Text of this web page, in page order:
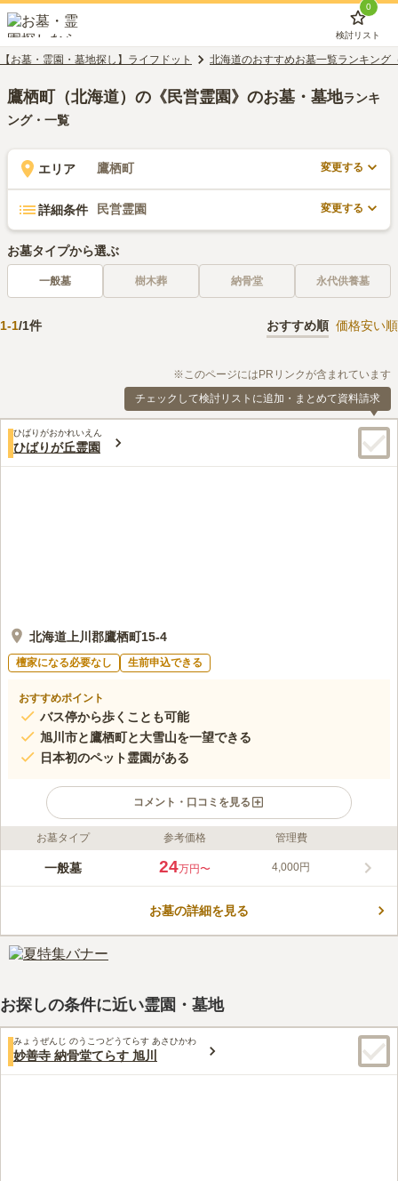
0
検討リスト
【お墓・霊園・墓地探し】ライフドット 北海道のおすすめお墓一覧ランキング
鷹栖町（北海道）の《民営霊園》のお墓・墓地ランキ
ング・一覧
エリア 鷹栖町 変更する
詳細条件 民営霊園 変更する
お墓タイプから選ぶ
一般墓 樹木葬 納骨堂 永代供養墓
1-1/1件 おすすめ順 価格安い順
※このページにはPRリンクが含まれています
チェックして検討リストに追加・まとめて資料請求
ひばりがおかれいえん
ひばりが丘霊園
北海道上川郡鷹栖町15-4
檀家になる必要なし 生前申込できる
おすすめポイント
バス停から歩くことも可能
旭川市と鷹栖町と大雪山を一望できる
日本初のペット霊園がある
コメント・口コミを見る
ライフドット編集部のコメント
雄大な山々を望み、旭川の街並みを見下ろすことができる霊園で
格墓所と自由墓所があります。 オーダーメイドのお墓を建てる
口コミ評価
お墓タイプ 参考価格 管理費
一般墓 24万円〜 4,000円
お墓の詳細を見る
お探しの条件に近い霊園・墓地
みょうぜんじ のうこつどうてらす あさひかわ
妙善寺 納骨堂てらす 旭川